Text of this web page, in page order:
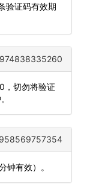
验证码有效期
974838335260
，切勿将验证
958569757354
钟有效）。